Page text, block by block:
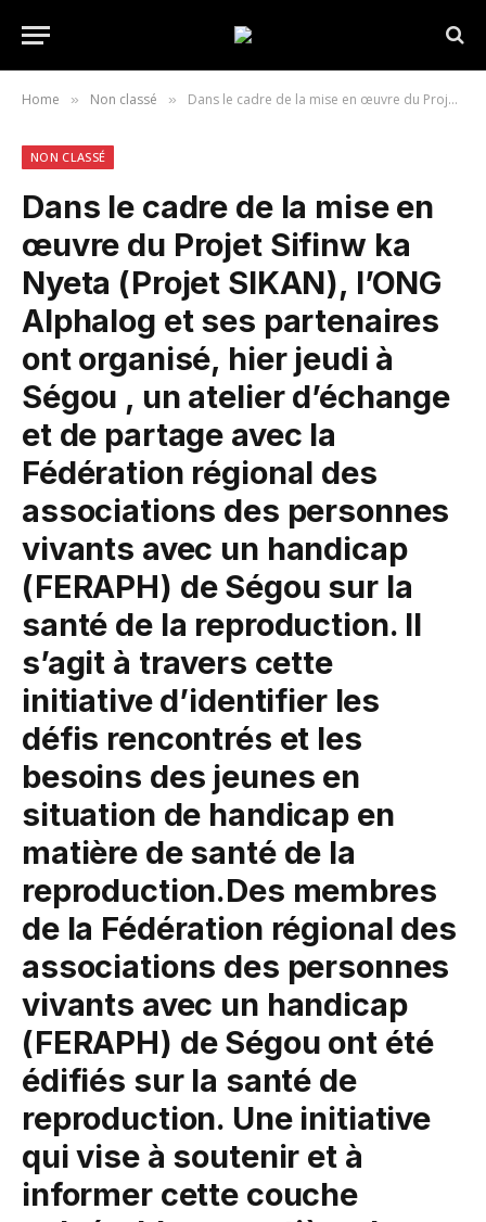
Home » Non classé » Dans le cadre de la mise en œuvre du Projet Sifinw ka Nyeta (Projet SIKAN), l’ONG Alphalog et ses partenaires ont organisé, hier jeudi à Ségou , un atelier d’échange et de partage avec la Fédération régional des associations des personnes vivants avec un handicap (FERAPH) de Ségou sur la santé de la reproduction. Il s’agit à travers cette initiative d’identifier les défis rencontrés et les besoins des jeunes en situation de handicap en matière de santé de la reproduction.Des membres de la Fédération régional des associations des personnes vivants avec un handicap (FERAPH) de Ségou ont été édifiés sur la santé de reproduction. Une initiative qui vise à soutenir et à informer cette couche vulnérable en matière de santé de la reproduction.Cette initiative de l’ONG Alphalog et ses partenaires, dont CORDAID, PSI Mali, a été salué par la FERAPH.Il faut noter que le projet SIKAN, destiné aux personnes vivant avec un handicap, est financé par le Royaume des Pays Bas. Aussi, cet atelier a vu la participation de plusieurs membres de la FERAPH de Ségou . https://segoumedia.com/2024/11/29/dans-le-cadre-de-la-mise-en-oeuvre-du-projet-sifinw-ka-nyeta-projet-sikan-long-alphalog-et-ses-partenaires-ont-organise-hier-jeudi-a-koulikoro-un-atelier-dechange-et-de-partage-avec-la/
NON CLASSÉ
Dans le cadre de la mise en
œuvre du Projet Sifinw ka
Nyeta (Projet SIKAN), l’ONG
Alphalog et ses partenaires
ont organisé, hier jeudi à
Ségou , un atelier d’échange
et de partage avec la
Fédération régional des
associations des personnes
vivants avec un handicap
(FERAPH) de Ségou sur la
santé de la reproduction. Il
s’agit à travers cette
initiative d’identifier les
défis rencontrés et les
besoins des jeunes en
situation de handicap en
matière de santé de la
reproduction.Des membres
de la Fédération régional des
associations des personnes
vivants avec un handicap
(FERAPH) de Ségou ont été
édifiés sur la santé de
reproduction. Une initiative
qui vise à soutenir et à
informer cette couche